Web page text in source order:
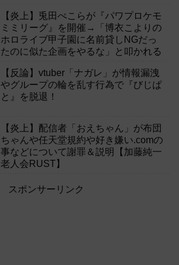
【炎上】兎田ぺこらが『パワプロケモ
ミミリーグ』を開催→「博衣こよりの
ホロライブ甲子園に名前貸しNGだっ
たのに似た企画をやるな」と叩かれる
【反論】vtuber「ナガレ」が情報漏洩
やグループの輪を乱す行為で『びじぱ
と』を脱退！
【炎上】配信者「おえちゃん」が布団
ちゃんや任天堂規約や好き嫌い.comの
事などについて謝罪＆説明【加藤純一
老人会RUST】
スポンサーリンク